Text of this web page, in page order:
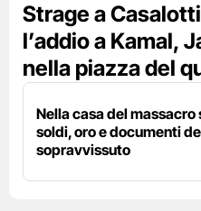
Strage a
l’addio a Kamal,
nella piazza del
Nella casa del
soldi, oro e documenti
sopravvissuto